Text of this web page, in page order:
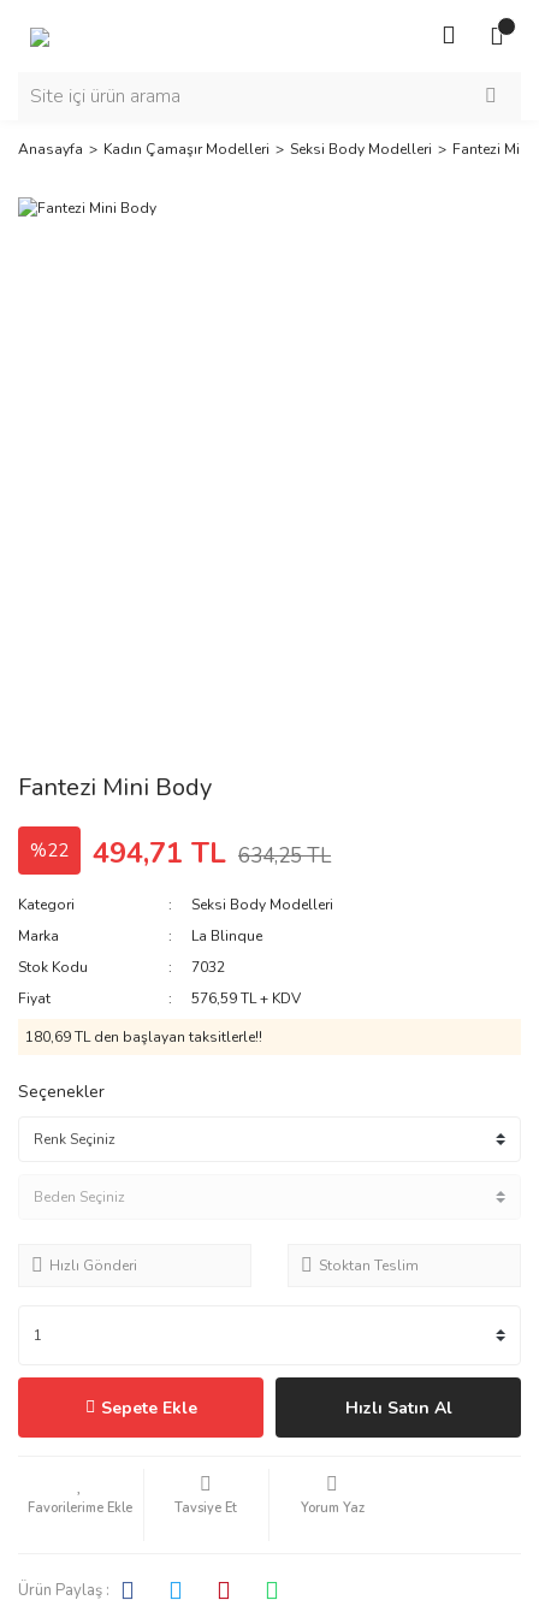
Anasayfa Kadın Çamaşır Modelleri Seksi Body Modelleri Fantezi Mini
Fantezi Mini Body
%22 494,71 TL 634,25 TL
Kategori
Seksi Body Modelleri
Marka
La Blinque
Stok Kodu
7032
Fiyat
576,59 TL + KDV
180,69 TL den başlayan taksitlerle!!
Seçenekler
Hızlı Gönderi Stoktan Teslim
Sepete Ekle Hızlı Satın Al
Tavsiye Et Yorum Yaz
Ürün Paylaş :